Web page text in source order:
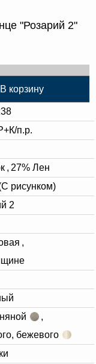
"Розарий 2"
В корзину
п.р.
, 27% Лен
рисунком)
2
,
,
бежевого